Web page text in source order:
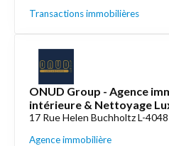
Transactions immobilières
ONUD Group - Agence
intérieure & Nettoyage
17 Rue Helen Buchholtz L-
Agence immobilière